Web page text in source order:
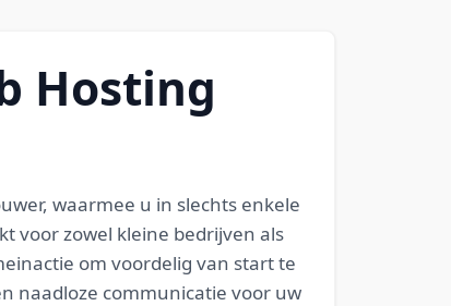
Hosting
waarmee u in slechts enkele
voor zowel kleine bedrijven als
om voordelig van start te
naadloze communicatie voor uw